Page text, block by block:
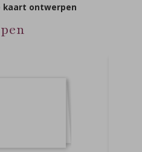
kaart ontwerpen